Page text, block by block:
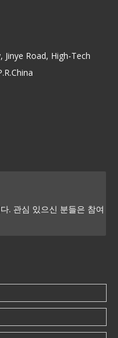
Jinye Road, High-Tech
. 관심 있으신 분들은 참여